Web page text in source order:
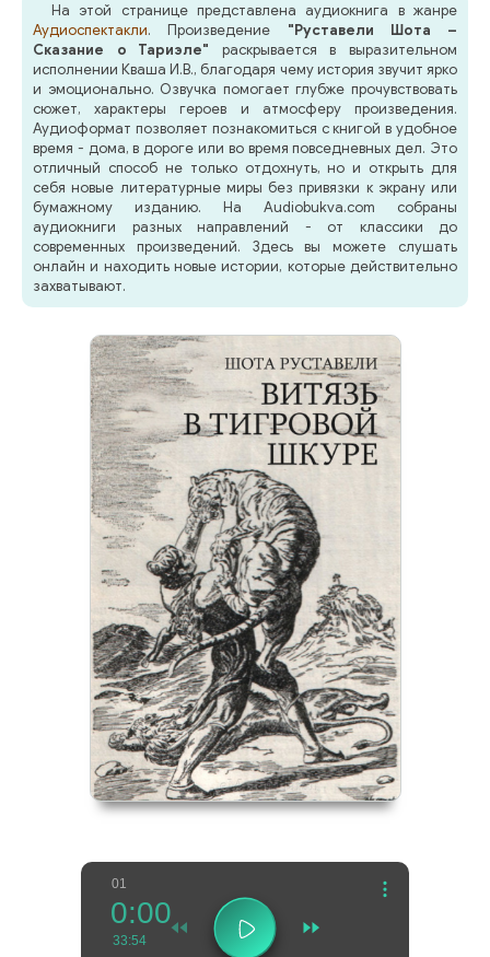
На этой странице представлена аудиокнига в жанре
Аудиоспектакли. Произведение "Руставели Шота –
Сказание о Тариэле" раскрывается в выразительном
исполнении Кваша И.В., благодаря чему история звучит ярко
и эмоционально. Озвучка помогает глубже прочувствовать
сюжет, характеры героев и атмосферу произведения.
Аудиоформат позволяет познакомиться с книгой в удобное
время - дома, в дороге или во время повседневных дел. Это
отличный способ не только отдохнуть, но и открыть для
себя новые литературные миры без привязки к экрану или
бумажному изданию. На Audiobukva.com собраны
аудиокниги разных направлений - от классики до
современных произведений. Здесь вы можете слушать
онлайн и находить новые истории, которые действительно
захватывают.
01
0:00
33:54